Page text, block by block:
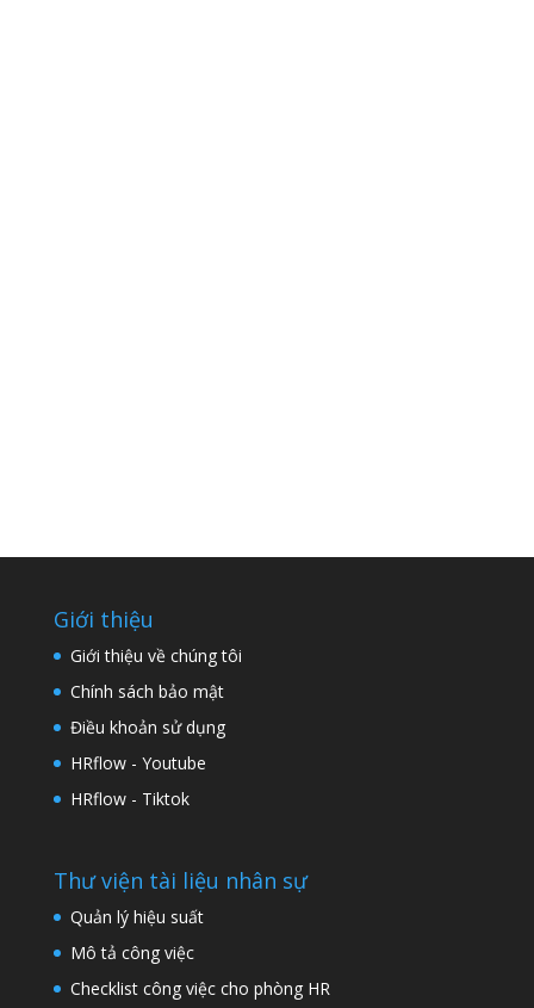
Giới thiệu
Giới thiệu về chúng tôi
Chính sách bảo mật
Điều khoản sử dụng
HRflow - Youtube
HRflow - Tiktok
Thư viện tài liệu nhân sự
Quản lý hiệu suất
Mô tả công việc
Checklist công việc cho phòng HR